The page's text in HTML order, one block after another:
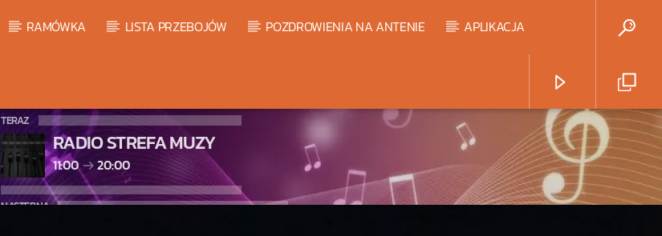
RAMÓWKA LISTA PRZEBOJÓW POZDROWIENIA NA ANTENIE APLIKACJA
TERAZ
RADIO STREFA MUZY
11:00 20:00
NASTĘPNA